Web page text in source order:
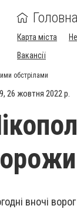
Головна
Карта міста
Вакансії
обстрілами
26 жовтня 2022 р.
вночі